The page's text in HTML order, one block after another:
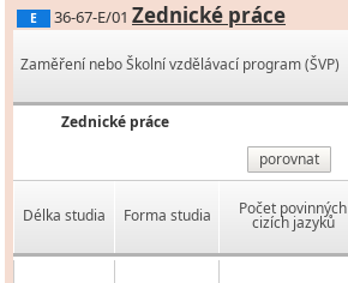
E 36-67-E/01 Zednické práce
Zaměření nebo Školní vzdělávací program (ŠVP)
Zednické práce
porovnat
Délka studia Forma studia Počet povinných
cizích jazyků